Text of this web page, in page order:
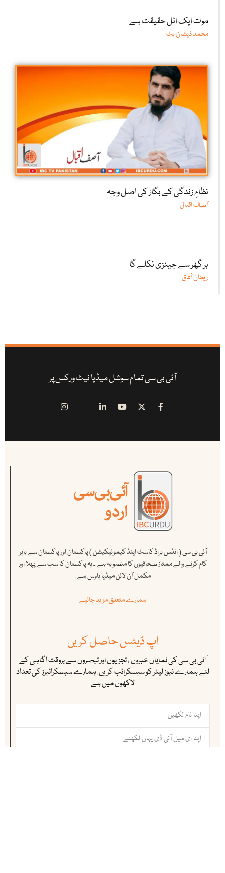
موت ایک اٹل حقیقت ہے
محمد ذیشان بٹ
نظامِ زندگی کے بگاڑ کی اصل وجہ
آصف اقبال
ہر گھر سے جینزی نکلے گا
ریحان آفاق
آئی بی سی تمام سوشل میڈیا نیٹ ورکس پر
آئی بی سی ( انڈس براڈ کاسٹ اینڈ کیمونیکیشن ) پاکستان اور پاکستان سے باہر
کام کرنے والے ممتاز صحافیوں کا منصوبہ ہے ۔ یہ پاکستان کا سب سے پہلا اور
مکمل آن لائن میڈیا ہاوس ہے .
ہمارے متعلق مزید جانیے
اپ ڈیٹس حاصل کریں
آئی بی سی کی نمایاں خبروں ، تجزیوں اور تبصروں سے بروقت اگاہی کے
لئے ہمارے نیوز لیٹر کو سبسکرائب کریں. ہمارے سبسکرائبرز کی تعداد
لاکھوں میں ہے